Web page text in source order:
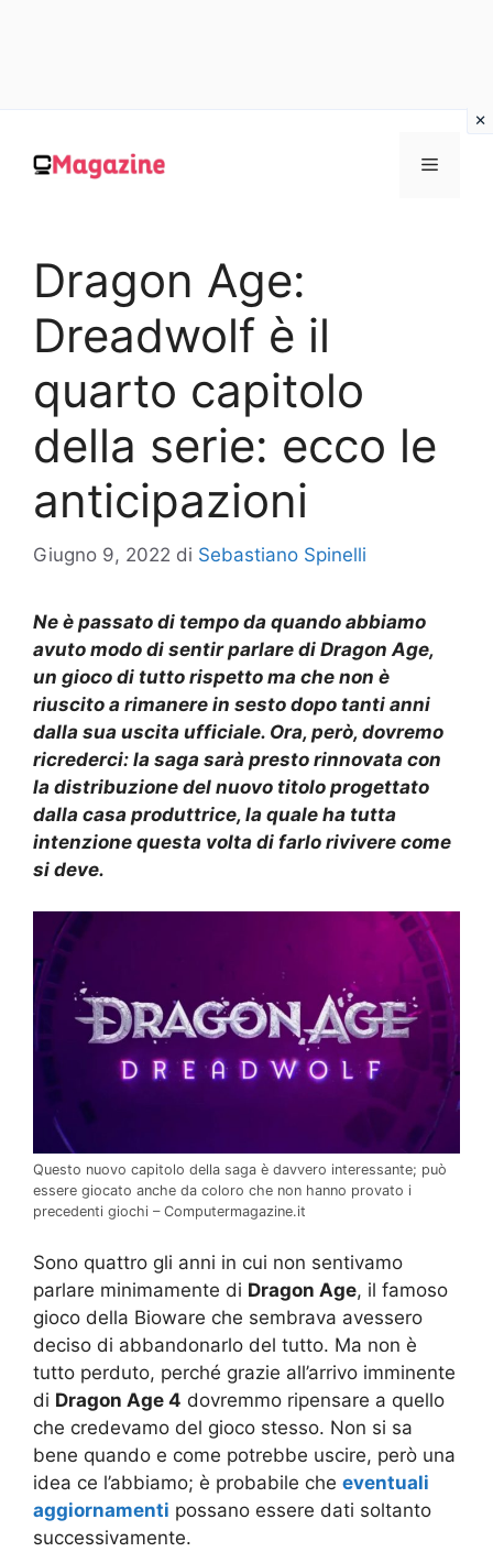
contenuto
MENU
Dragon Age:
Dreadwolf è il
quarto capitolo
della serie: ecco le
anticipazioni
Giugno 9, 2022 di Sebastiano Spinelli
Ne è passato di tempo da quando abbiamo
avuto modo di sentir parlare di Dragon Age,
un gioco di tutto rispetto ma che non è
riuscito a rimanere in sesto dopo tanti anni
dalla sua uscita ufficiale. Ora, però, dovremo
ricrederci: la saga sarà presto rinnovata con
la distribuzione del nuovo titolo progettato
dalla casa produttrice, la quale ha tutta
intenzione questa volta di farlo rivivere come
si deve.
Questo nuovo capitolo della saga è davvero interessante; può
essere giocato anche da coloro che non hanno provato i
precedenti giochi – Computermagazine.it
Sono quattro gli anni in cui non sentivamo
parlare minimamente di Dragon Age, il famoso
gioco della Bioware che sembrava avessero
deciso di abbandonarlo del tutto. Ma non è
tutto perduto, perché grazie all’arrivo imminente
di Dragon Age 4 dovremmo ripensare a quello
che credevamo del gioco stesso. Non si sa
bene quando e come potrebbe uscire, però una
idea ce l’abbiamo; è probabile che eventuali
aggiornamenti possano essere dati soltanto
successivamente.